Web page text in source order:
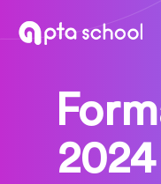
2024